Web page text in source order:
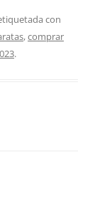
con
,comprar
.